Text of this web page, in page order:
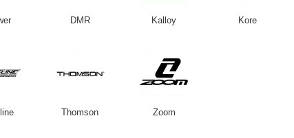
DMR Kalloy Kore
Thomson Zoom